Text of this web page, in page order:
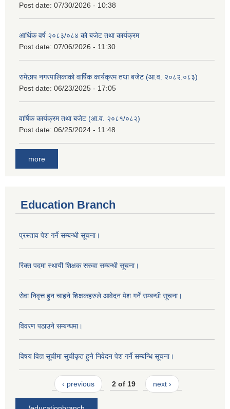
Post date: 07/30/2026 - 10:38
आर्थिक वर्ष २०८३/०८४ को बजेट तथा कार्यक्रम
Post date: 07/06/2026 - 11:30
रामेछाप नगरपालिकाको वार्षिक कार्यक्रम तथा बजेट (आ.व. २०८२.०८३)
Post date: 06/23/2025 - 17:05
वार्षिक कार्यक्रम तथा बजेट (आ.व. २०८१/०८२)
Post date: 06/25/2024 - 11:48
more
Education Branch
प्रस्ताव पेश गर्ने सम्बन्धी सूचना।
रिक्त पदमा स्थायी शिक्षक सरुवा सम्बन्धी सूचना।
सेवा निवृत्त हुन चाहने शिक्षकहरुले आवेदन पेश गर्ने सम्बन्धी सूचना।
विवरण पठाउने सम्बन्धमा।
विषय विज्ञ सूचीमा सुचीकृत हुने निवेदन पेश गर्ने सम्बन्धि सूचना।
‹ previous 2 of 19 next ›